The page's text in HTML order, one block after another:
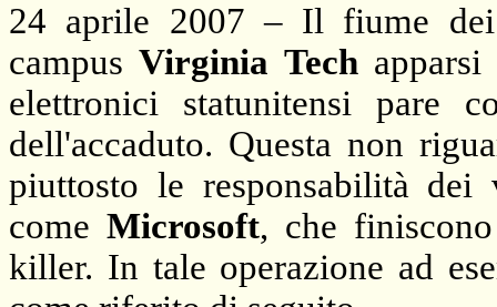
24 aprile 2007 – Il fiume dei
campusVirginia Techapparsi
elettronici statunitensi pare
dell'accaduto. Questa non
piuttosto le responsabilità
comeMicrosoft, che
killer. In tale operazione ad